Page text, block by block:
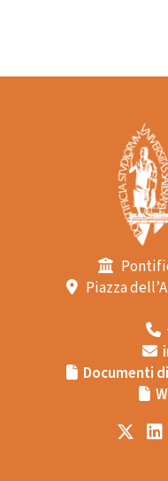
Piazza
Documenti